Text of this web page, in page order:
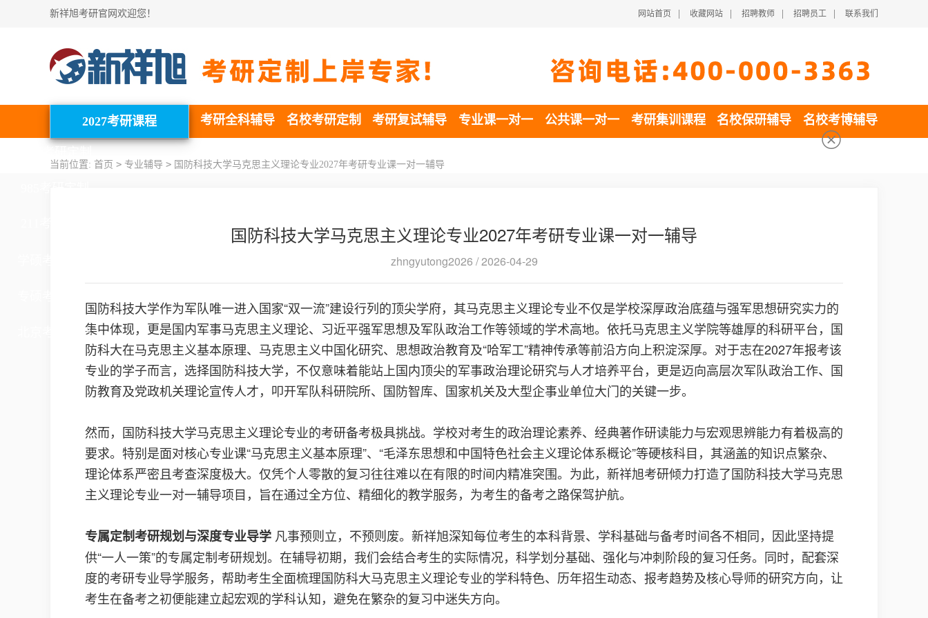
新祥旭考研官网欢迎您！ 网站首页 收藏网站 招聘教师 招聘员工 联系我们
2027考研课程 考研全科辅导 名校考研定制 考研复试辅导 专业课一对一 公共课一对一 考研集训课程 名校保研辅导 名校考博辅导
当前位置: 首页 > 专业辅导 > 国防科技大学马克思主义理论专业2027年考研专业课一对一辅导
国防科技大学马克思主义理论专业2027年考研专业课一对一辅导
zhngyutong2026 / 2026-04-29
国防科技大学作为军队唯一进入国家“双一流”建设行列的顶尖学府，其马克思主义理论专业不仅是学校深厚政治底蕴与强军思想研究实力的
集中体现，更是国内军事马克思主义理论、习近平强军思想及军队政治工作等领域的学术高地。依托马克思主义学院等雄厚的科研平台，国
防科大在马克思主义基本原理、马克思主义中国化研究、思想政治教育及“哈军工”精神传承等前沿方向上积淀深厚。对于志在2027年报考该
专业的学子而言，选择国防科技大学，不仅意味着能站上国内顶尖的军事政治理论研究与人才培养平台，更是迈向高层次军队政治工作、国
防教育及党政机关理论宣传人才，叩开军队科研院所、国防智库、国家机关及大型企事业单位大门的关键一步。
然而，国防科技大学马克思主义理论专业的考研备考极具挑战。学校对考生的政治理论素养、经典著作研读能力与宏观思辨能力有着极高的
要求。特别是面对核心专业课“马克思主义基本原理”、“毛泽东思想和中国特色社会主义理论体系概论”等硬核科目，其涵盖的知识点繁杂、
理论体系严密且考查深度极大。仅凭个人零散的复习往往难以在有限的时间内精准突围。为此，新祥旭考研倾力打造了国防科技大学马克思
主义理论专业一对一辅导项目，旨在通过全方位、精细化的教学服务，为考生的备考之路保驾护航。
专属定制考研规划与深度专业导学 凡事预则立，不预则废。新祥旭深知每位考生的本科背景、学科基础与备考时间各不相同，因此坚持提
供“一人一策”的专属定制考研规划。在辅导初期，我们会结合考生的实际情况，科学划分基础、强化与冲刺阶段的复习任务。同时，配套深
度的考研专业导学服务，帮助考生全面梳理国防科大马克思主义理论专业的学科特色、历年招生动态、报考趋势及核心导师的研究方向，让
考生在备考之初便能建立起宏观的学科认知，避免在繁杂的复习中迷失方向。
北京考研私塾